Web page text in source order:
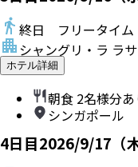
終日 フリータイム
シャングリ・ラ ラ
ホテル詳細
朝食 2名様分あ
シンガポール
4日目2026/9/17（木